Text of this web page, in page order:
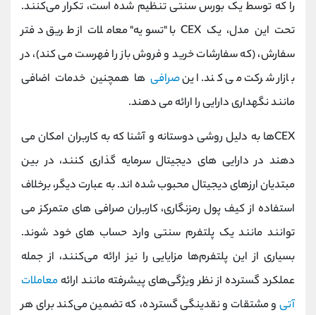
را که توسط یک بورس سنتی تنظیم شده است، تکرار می‌کنند.
تحت این مدل، یک CEX با "تسویه" معاملات از طریق دفتر
سفارش، (که سفارشات خرید و فروش باز را فهرست می کند)، در
بازار شرکت می کند. اینصرافی ها همچنین خدمات اضافی
مانند نگهداری دارایی را ارائه می دهند.
CEXها به دلیل روشی دوستانه و آشنا که به کاربران امکان می
دهند در دارایی های دیجیتال سرمایه گذاری کنند، در بین
مبتدیان ارزهای دیجیتال محبوب شده اند. به عبارت دیگر، برخلاف
استفاده از کیف پول رمزنگاری، کاربران صرافی های متمرکز می
توانند مانند یک پلتفرم سنتی وارد حساب های خود شوند.
بسیاری از این پلتفرم‌ها مزایایی را نیز ارائه می‌کنند، از جمله
عملکرد گسترده از نظر ویژگی‌های پیشرفته مانند ارائه معاملات
آتی و مشتقات و نقدینگی گسترده، که تضمین می‌کند برای هر